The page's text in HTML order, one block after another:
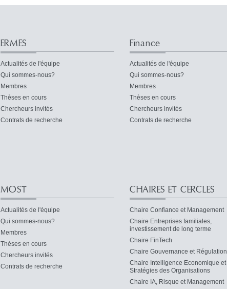
ERMES
Actualités de l'équipe
Qui sommes-nous?
Membres
Thèses en cours
Chercheurs invités
Contrats de recherche
Finance
Actualités de l'équipe
Qui sommes-nous?
Membres
Thèses en cours
Chercheurs invités
Contrats de recherche
MOST
Actualités de l'équipe
Qui sommes-nous?
Membres
Thèses en cours
Chercheurs invités
Contrats de recherche
CHAIRES ET CERCLES
Chaire Confiance et Management
Chaire Entreprises familiales,
investissement de long terme
Chaire FinTech
Chaire Gouvernance et Régulation
Chaire Intelligence Economique et
Stratégies des Organisations
Chaire IA, Risque et Management